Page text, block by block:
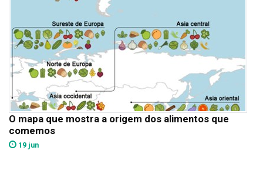
O mapa que mostra a origem dos alimentos que
comemos
19 jun